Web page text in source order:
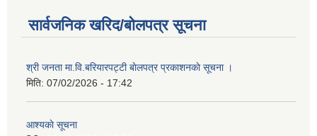
सार्वजनिक खरिद/बोलपत्र सूचना
श्री जनता मा.वि.बरियारपट्टी बाेलपत्र प्रकाशनकाे सूचना ।
मिति: 07/02/2026 - 17:42
आश्यकाे सूचना